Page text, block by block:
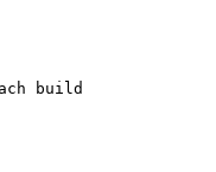
build